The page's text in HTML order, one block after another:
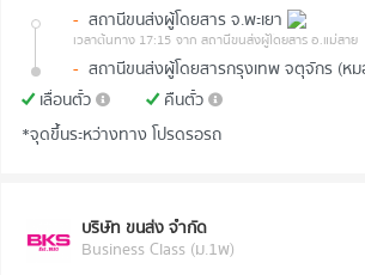
- สถานีขนส่งผู้โดยสาร จ.พะเยา
เวลาต้นทาง 17:15 จาก สถานีขนส่งผู้โดยสาร อ.แม่สาย
- สถานีขนส่งผู้โดยสารกรุงเทพ จตุจักร (ห
เลื่อนตั๋ว
คืนตั๋ว
*จุดขึ้นระหว่างทาง โปรดรอรถ
บริษัท ขนส่ง จำกัด
Business Class (ม.1พ)